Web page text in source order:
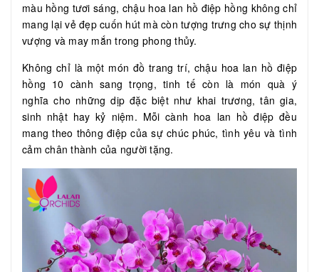
màu hồng tươi sáng, chậu hoa lan hồ điệp hồng không chỉ
mang lại vẻ đẹp cuốn hút mà còn tượng trưng cho sự thịnh
vượng và may mắn trong phong thủy.
Không chỉ là một món đồ trang trí, chậu hoa lan hồ điệp
hồng 10 cành sang trọng, tinh tế còn là món quà ý
nghĩa cho những dịp đặc biệt như khai trương, tân gia,
sinh nhật hay kỷ niệm. Mỗi cành hoa lan hồ điệp đều
mang theo thông điệp của sự chúc phúc, tình yêu và tình
cảm chân thành của người tặng.